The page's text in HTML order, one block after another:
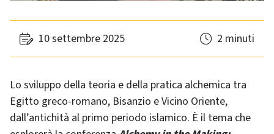
10 settembre 2025 2 minuti
Lo sviluppo della teoria e della pratica alchemica tra
Egitto greco-romano, Bisanzio e Vicino Oriente,
dall’antichità al primo periodo islamico. È il tema che